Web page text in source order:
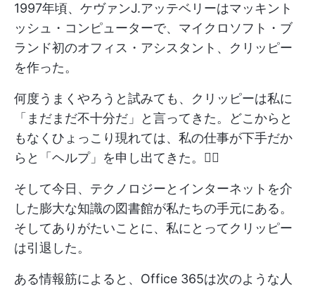
1997年頃、ケヴァンJ.アッテベリーはマッキント
ッシュ・コンピューターで、マイクロソフト・ブ
ランド初のオフィス・アシスタント、クリッピー
を作った。
何度うまくやろうと試みても、クリッピーは私に
「まだまだ不十分だ」と言ってきた。どこからと
もなくひょっこり現れては、私の仕事が下手だか
らと「ヘルプ」を申し出てきた。😵‍💫
そして今日、テクノロジーとインターネットを介
した膨大な知識の図書館が私たちの手元にある。
そしてありがたいことに、私にとってクリッピー
は引退した。
ある情報筋によると、Office 365は次のような人